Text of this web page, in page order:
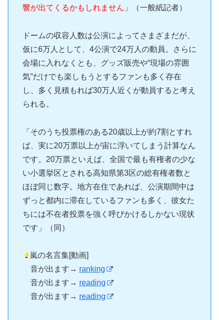
響が出てくるかもしれません 」（一般紙記者）
ドームの収容人数は公演によってさまざまだが、
仮に6万人として、4公演で24万人の動員。さらに
会場に入れなくとも、グッズ販売や“現場の雰囲
気”だけでも楽しもうとするファンも多く存在
し、多く見積もれば30万人近くが動員すると考え
られる。
「そのうち投票権のある20歳以上が約7割とすれ
ば、実に20万票以上が宙に浮いてしまう計算なん
です。20万票といえば、全国で最も有権者の少な
い小選挙区とされる高知県第3区の総有権者数と
ほぼ同じ数字。地方在住であれば、公演期間中は
ずっと都内に滞在しているファンも多く、彼女た
ちには不在者投票を強く呼びかけるしかない現状
です」（同）
嵐の名言集[動画]
音が出ます→ ranking
音が出ます→ reading
音が出ます→ reading